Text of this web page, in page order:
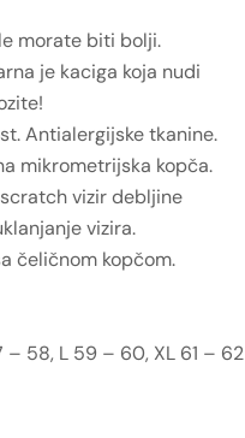
morate biti bolji.
je kaciga koja nudi
Antialergijske tkanine.
mikrometrijska kopča.
vizir debljine
vizira.
čeličnom kopčom.
– 58, L 59 – 60, XL 61 – 62